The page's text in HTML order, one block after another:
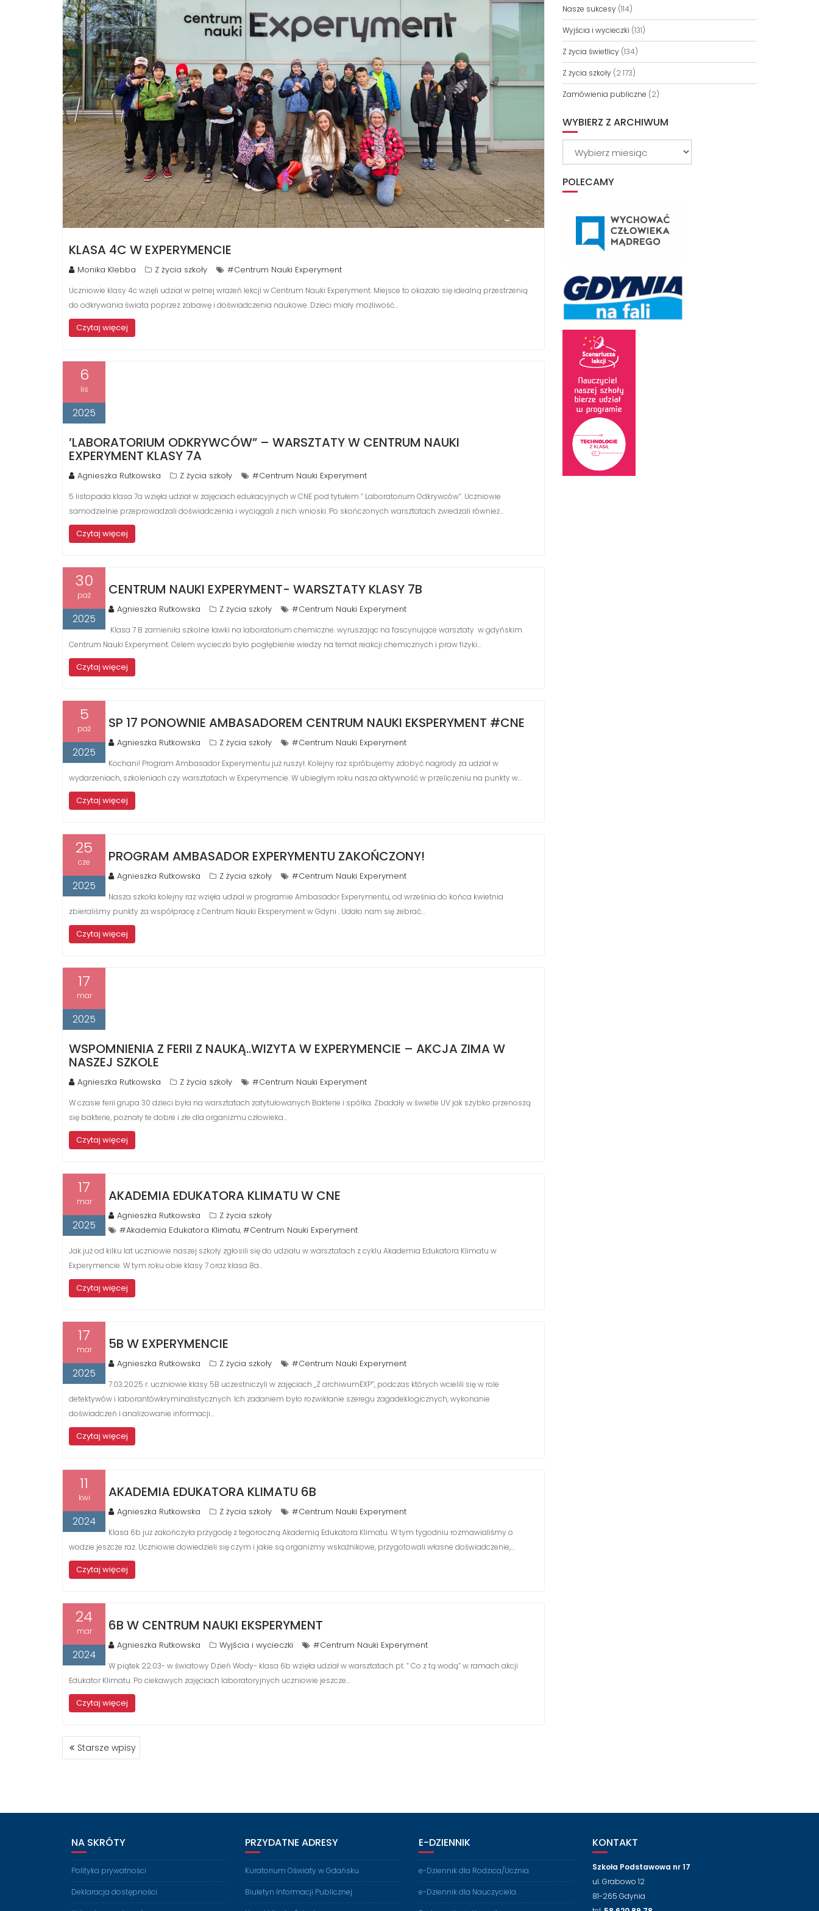
KLASA 4C W EXPERYMENCIE
Monika Klebba Z życia szkoły #Centrum Nauki Experyment
Uczniowie klasy 4c wzięli udział w pełnej wrażeń lekcji w Centrum Nauki Experyment. Miejsce to okazało się idealną przestrzenią
do odkrywania świata poprzez zabawę i doświadczenia naukowe. Dzieci miały możliwość…
Czytaj więcej
6
lis
2025
’LABORATORIUM ODKRYWCÓW” – WARSZTATY W CENTRUM NAUKI
EXPERYMENT KLASY 7A
Agnieszka Rutkowska Z życia szkoły #Centrum Nauki Experyment
5 listopada klasa 7a wzięła udział w zajęciach edukacyjnych w CNE pod tytułem ” Laboratorium Odkrywców”. Uczniowie
samodzielnie przeprowadzali doświadczenia i wyciągali z nich wnioski. Po skończonych warsztatach zwiedzali również…
Czytaj więcej
30
paź
2025
CENTRUM NAUKI EXPERYMENT- WARSZTATY KLASY 7B
Agnieszka Rutkowska Z życia szkoły #Centrum Nauki Experyment
Klasa 7 B zamieniła szkolne ławki na laboratorium chemiczne. wyruszając na fascynujące warsztaty w gdyńskim
Centrum Nauki Experyment. Celem wycieczki było pogłębienie wiedzy na temat reakcji chemicznych i praw fizyki…
Czytaj więcej
5
paź
2025
SP 17 PONOWNIE AMBASADOREM CENTRUM NAUKI EKSPERYMENT #CNE
Agnieszka Rutkowska Z życia szkoły #Centrum Nauki Experyment
Kochani! Program Ambasador Experymentu już ruszył. Kolejny raz spróbujemy zdobyć nagrody za udział w
wydarzeniach, szkoleniach czy warsztatach w Experymencie. W ubiegłym roku nasza aktywność w przeliczeniu na punkty w…
Czytaj więcej
25
cze
2025
PROGRAM AMBASADOR EXPERYMENTU ZAKOŃCZONY!
Agnieszka Rutkowska Z życia szkoły #Centrum Nauki Experyment
Nasza szkoła kolejny raz wzięła udział w programie Ambasador Experymentu, od września do końca kwietnia
zbieraliśmy punkty za współpracę z Centrum Nauki Eksperyment w Gdyni . Udało nam się zebrać…
Czytaj więcej
17
mar
2025
WSPOMNIENIA Z FERII Z NAUKĄ..WIZYTA W EXPERYMENCIE – AKCJA ZIMA W
NASZEJ SZKOLE
Agnieszka Rutkowska Z życia szkoły #Centrum Nauki Experyment
W czasie ferii grupa 30 dzieci była na warsztatach zatytułowanych Bakterie i spółka. Zbadały w świetle UV jak szybko przenoszą
się bakterie, poznały te dobre i złe dla organizmu człowieka…
Czytaj więcej
17
mar
2025
AKADEMIA EDUKATORA KLIMATU W CNE
Agnieszka Rutkowska
Z życia szkoły
#Akademia Edukatora Klimatu,#Centrum Nauki Experyment
Jak już od kilku lat uczniowie naszej szkoły zgłosili się do udziału w warsztatach z cyklu Akademia Edukatora Klimatu w
Experymencie. W tym roku obie klasy 7 oraz klasa 8a…
Czytaj więcej
17
mar
2025
5B W EXPERYMENCIE
Agnieszka Rutkowska Z życia szkoły #Centrum Nauki Experyment
7.03.2025 r. uczniowie klasy 5B uczestniczyli w zajęciach „Z archiwumEXP”, podczas których wcielili się w role
detektywów i laborantówkryminalistycznych. Ich zadaniem było rozwikłanie szeregu zagadeklogicznych, wykonanie
doświadczeń i analizowanie informacji…
Czytaj więcej
11
kwi
2024
AKADEMIA EDUKATORA KLIMATU 6B
Agnieszka Rutkowska Z życia szkoły #Centrum Nauki Experyment
Klasa 6b już zakończyła przygodę z tegoroczną Akademią Edukatora Klimatu. W tym tygodniu rozmawialiśmy o
wodzie jeszcze raz. Uczniowie dowiedzieli się czym i jakie są organizmy wskaźnikowe, przygotowali własne doświadczenie,…
Czytaj więcej
24
mar
2024
6B W CENTRUM NAUKI EKSPERYMENT
Agnieszka Rutkowska Wyjścia i wycieczki #Centrum Nauki Experyment
W piątek 22.03- w światowy Dzień Wody- klasa 6b wzięła udział w warsztatach pt. ” Co z tą wodą” w ramach akcji
Edukator Klimatu. Po ciekawych zajęciach laboratoryjnych uczniowie jeszcze…
Czytaj więcej
NAWIGACJA
POStarsze wpisy
Nasze sukcesy(114)
Wyjścia i wycieczki (131)
Z życia świetlicy(134)
Z życia szkoły(2 173)
Zamówienia publiczne (2)
WYBIERZ Z ARCHIWUM
POLECAMY
NA SKRÓTY
Polityka prywatności
Deklaracja dostępności
PRZYDATNE ADRESY
Kuratorium Oświaty w Gdańsku
Biuletyn Informacji Publicznej
E-DZIENNIK
e-Dziennik dla Rodzica/Ucznia
e-Dziennik dla Nauczyciela
KONTAKT
Szkoła Podstawowa nr 17
ul. Grabowo 12
81-265 Gdynia